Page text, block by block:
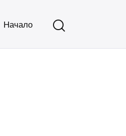
Начало